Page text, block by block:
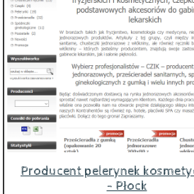
Producent pelerynek
- Płock